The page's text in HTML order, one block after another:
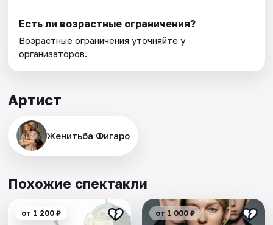
Есть ли возрастные ограничения?
Возрастные ограничения уточняйте у
организаторов.
Артист
Женитьба Фигаро
Похожие спектакли
от 1 200 ₽ от 1 000 ₽